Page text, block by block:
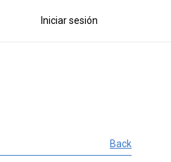
Iniciar sesión
Back